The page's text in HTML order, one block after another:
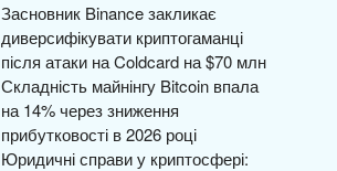
Засновник Binance закликає
диверсифікувати криптогаманці
після атаки на Coldcard на $70 млн
Складність майнінгу Bitcoin впала
на 14% через зниження
прибутковості в 2026 році
Юридичні справи у криптосфері: